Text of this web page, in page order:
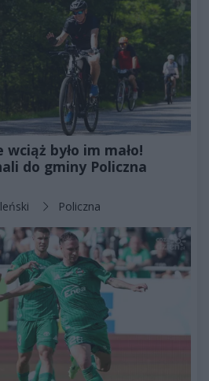
było im mało!
do gminy Policzna
Policzna